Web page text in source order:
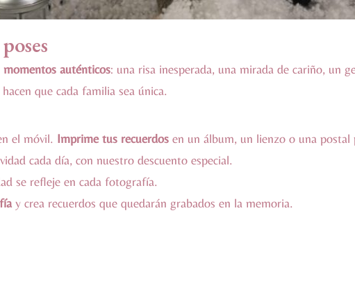
momentos auténticos: una risa inesperada, una mirada de cariño, un
que cada familia sea única.
el móvil. Imprime tus recuerdos en un álbum, un lienzo o una postal
cada día, con nuestro descuento especial.
se refleje en cada fotografía.
y crea recuerdos que quedarán grabados en la memoria.